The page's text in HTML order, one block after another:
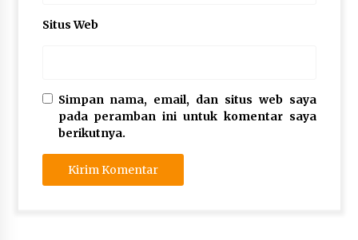
Situs Web
Simpan nama, email, dan situs web saya
pada peramban ini untuk komentar saya
berikutnya.